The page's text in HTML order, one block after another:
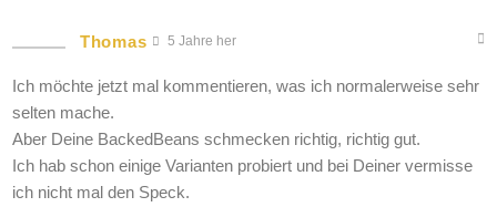
Thomas 5 Jahre her
Ich möchte jetzt mal kommentieren, was ich normalerweise sehr
selten mache.
Aber Deine BackedBeans schmecken richtig, richtig gut.
Ich hab schon einige Varianten probiert und bei Deiner vermisse
ich nicht mal den Speck.